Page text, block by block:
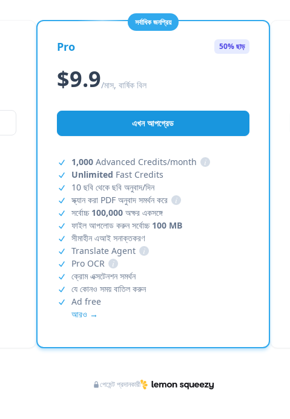
সর্বাধিক জনপ্রিয়
Pro 50% ছাড়
$9.9/মাস, বার্ষিক বিল
এখন আপগ্রেড
1,000 Advanced Credits/month
i
Unlimited Fast Credits
10 ছবি থেকে ছবি অনুবাদ/দিন
স্ক্যান করা PDF অনুবাদ সমর্থন করে
i
সর্বোচ্চ 100,000 অক্ষর একসঙ্গে
ফাইল আপলোড করুন সর্বোচ্চ 100 MB
সীমাহীন এআই সনাক্তকরণ
Translate Agent
i
Pro OCR
i
ক্রোম এক্সটেনশন সমর্থন
যে কোনও সময় বাতিল করুন
Ad free
আরও →
পেমেন্ট প্রদানকারী